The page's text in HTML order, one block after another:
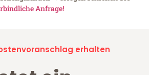
Anfrage!
erhalten